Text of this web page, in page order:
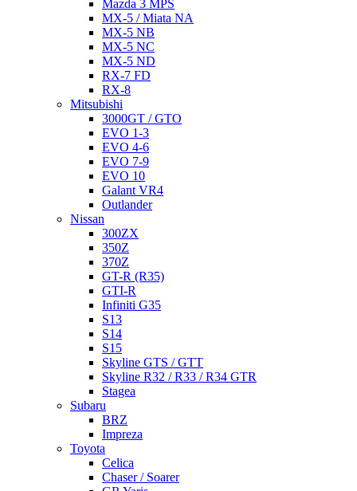
Mazda 3 MPS
MX-5 / Miata NA
MX-5 NB
MX-5 NC
MX-5 ND
RX-7 FD
RX-8
Mitsubishi
3000GT / GTO
EVO 1-3
EVO 4-6
EVO 7-9
EVO 10
Galant VR4
Outlander
Nissan
300ZX
350Z
370Z
GT-R (R35)
GTI-R
Infiniti G35
S13
S14
S15
Skyline GTS / GTT
Skyline R32 / R33 / R34 GTR
Stagea
Subaru
BRZ
Impreza
Toyota
Celica
Chaser / Soarer